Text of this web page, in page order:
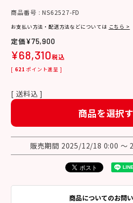
商品番号 NS62527-FD
お支払い方法・配送方法などについては こちら >
¥75,900
¥68,310税込
[ 621 ポイント進呈 ]
送料込
商品を選択
販売期間 2025/12/18 0:00 〜
商品についてのお問